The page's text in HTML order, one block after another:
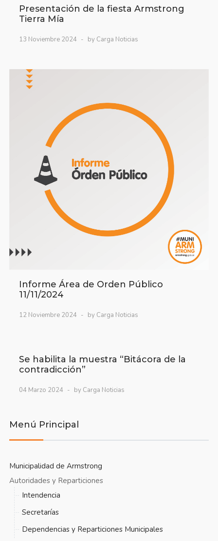
Presentación de la fiesta Armstrong
Tierra Mía
13 Noviembre 2024 by Carga Noticias
Informe Área de Orden Público
11/11/2024
12 Noviembre 2024 by Carga Noticias
Se habilita la muestra “Bitácora de la
contradicción”
04 Marzo 2024 by Carga Noticias
Menú Principal
Municipalidad de Armstrong
Autoridades y Reparticiones
Intendencia
Secretarías
Dependencias y Reparticiones Municipales